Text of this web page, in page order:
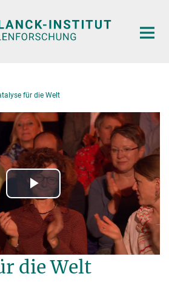
für die Welt
Play
Video
die Welt